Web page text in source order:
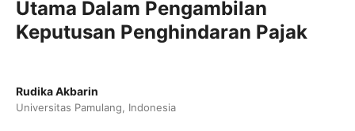
Utama Dalam Pengambilan
Keputusan Penghindaran Pajak
Rudika Akbarin
Universitas Pamulang, Indonesia